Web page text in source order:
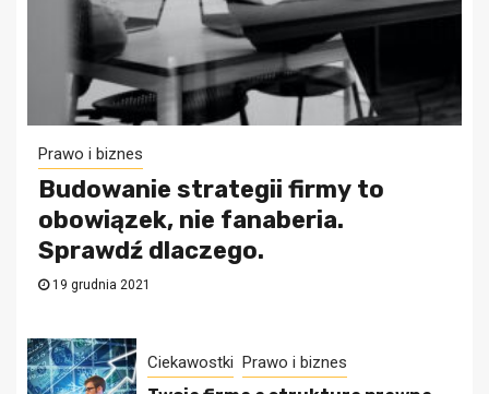
Prawo i biznes
Budowanie strategii firmy to
obowiązek, nie fanaberia.
Sprawdź dlaczego.
19 grudnia 2021
Ciekawostki Prawo i biznes